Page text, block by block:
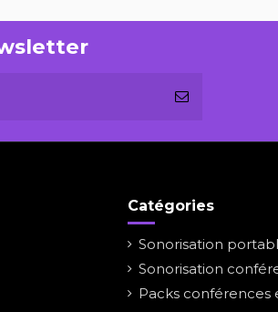
Catégories
Sonorisation
Sonorisation
Packs conférences